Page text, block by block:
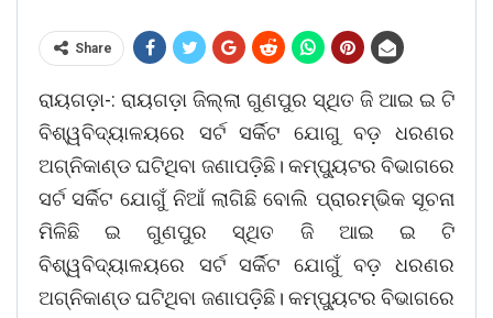
Share
ରାୟଗଡ଼ା-: ରାୟଗଡ଼ା ଜିଲ୍ଲା ଗୁଣପୁର ସ୍ଥିତ ଜି ଆଇ ଇ ଟି
ବିଶ୍ୱବିଦ୍ୟାଳୟରେ ସର୍ଟ ସର୍କିଟ ଯୋଗୁ ବଡ଼ ଧରଣର
ଅଗ୍ନିକାଣ୍ଡ ଘଟିଥିବା ଜଣାପଡ଼ିଛି। କମ୍ପ୍ୟୁଟର ବିଭାଗରେ
ସର୍ଟ ସର୍କିଟ ଯୋଗୁଁ ନିଆଁ ଲାଗିଛି ବୋଲି ପ୍ରାରମ୍ଭିକ ସୂଚନା
ମିଳିଛି ଇ ଗୁଣପୁର ସ୍ଥିତ ଜି ଆଇ ଇ ଟି
ବିଶ୍ୱବିଦ୍ୟାଳୟରେ ସର୍ଟ ସର୍କିଟ ଯୋଗୁଁ ବଡ଼ ଧରଣର
ଅଗ୍ନିକାଣ୍ଡ ଘଟିଥିବା ଜଣାପଡ଼ିଛି। କମ୍ପ୍ୟୁଟର ବିଭାଗରେ